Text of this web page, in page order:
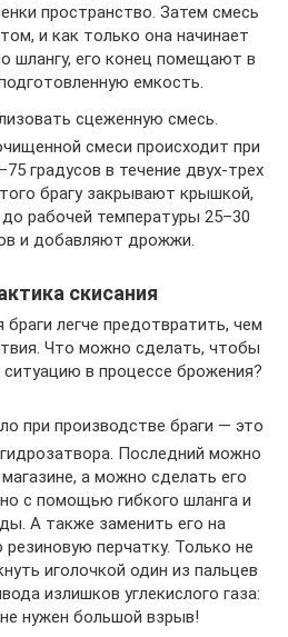
пространство. Затем смесь
и как только она начинает
шлангу, его конец помещают в
емкость.
сцеженную смесь.
смеси происходит при
градусов в течение двух-трех
брагу закрывают крышкой,
рабочей температуры 25–30
и добавляют дрожжи.
скисания
браги легче предотвратить, чем
Что можно сделать, чтобы
в процессе брожения?
при производстве браги — это
Последний можно
а можно сделать его
с помощью гибкого шланга и
А также заменить его на
перчатку. Только не
иголочкой один из пальцев
излишков углекислого газа:
нужен большой взрыв!